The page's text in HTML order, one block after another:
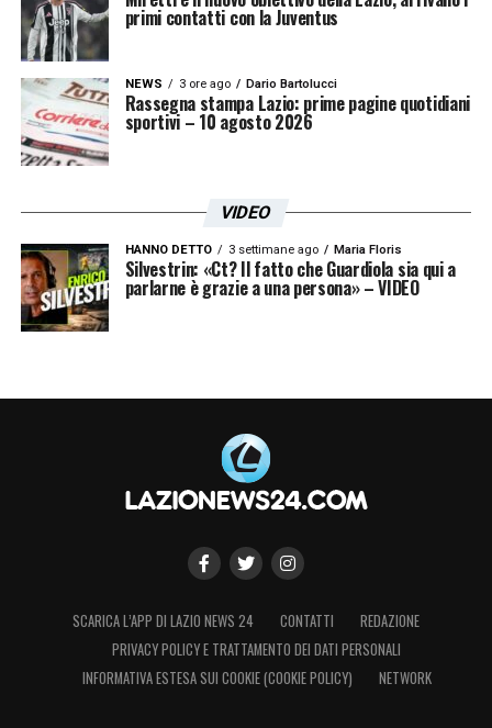
primi contatti con la Juventus
NEWS 3 ore ago Dario Bartolucci
Rassegna stampa Lazio: prime pagine quotidiani
sportivi – 10 agosto 2026
VIDEO
HANNO DETTO 3 settimane ago Maria Floris
Silvestrin: «Ct? Il fatto che Guardiola sia qui a
parlarne è grazie a una persona» – VIDEO
SCARICA L’APP DI LAZIO NEWS 24 CONTATTI
REDAZIONE
PRIVACY POLICY E TRATTAMENTO DEI DATI PERSONALI
INFORMATIVA ESTESA SUI COOKIE (COOKIE POLICY)
NETWORK